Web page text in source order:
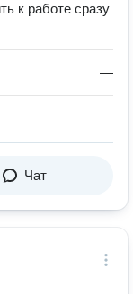
к работе сразу
—
Чат